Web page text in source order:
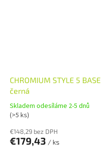
CHROMIUM STYLE 5 BASE
černá
Skladem odesíláme 2-5 dnů
(>5 ks)
€148,29 bez DPH
€179,43 / ks